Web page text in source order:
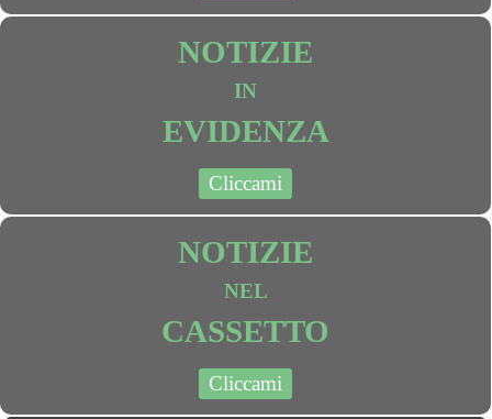
NOTIZIE
IN
EVIDENZA
Cliccami
NOTIZIE
NEL
CASSETTO
Cliccami